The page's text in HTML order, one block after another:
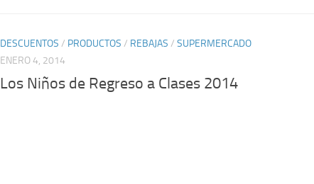
DESCUENTOS / PRODUCTOS / REBAJAS / SUPERMERCADO
ENERO 4, 2014
Los Niños de Regreso a Clases 2014